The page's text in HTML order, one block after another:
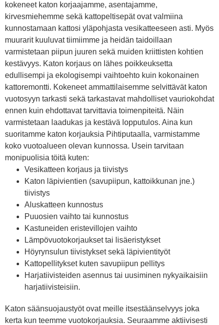
kokeneet katon korjaajamme, asentajamme,
kirvesmiehemme sekä kattopeltisepät ovat valmiina
kunnostamaan kattosi yläpohjasta vesikatteeseen asti. Myös
muurarit kuuluvat tiimiimme ja heidän taidoillaan
varmistetaan piipun juuren sekä muiden kriittisten kohtien
kestävyys. Katon korjaus on lähes poikkeuksetta
edullisempi ja ekologisempi vaihtoehto kuin kokonainen
kattoremontti. Kokeneet ammattilaisemme selvittävät katon
vuotosyyn tarkasti sekä tarkastavat mahdolliset vauriokohdat
ennen kuin ehdottavat tarvittavia toimenpiteitä. Näin
varmistetaan laadukas ja kestävä lopputulos. Aina kun
suoritamme katon korjauksia Pihtiputaalla, varmistamme
koko vuotoalueen olevan kunnossa. Usein tarvitaan
monipuolisia töitä kuten:
Vesikatteen korjaus ja tiivistys
Katon läpivientien (savupiipun, kattoikkunan jne.)
tiivistys
Aluskatteen kunnostus
Puuosien vaihto tai kunnostus
Kastuneiden eristevillojen vaihto
Lämpövuotokorjaukset tai lisäeristykset
Höyrynsulun tiivistykset sekä läpivientityöt
Kattopellitykset kuten savupiipun pellitys
Harjatiivisteiden asennus tai uusiminen nykyaikaisiin
harjatiivisteisiin.
Katon säänsuojaustyöt ovat meille itsestäänselvyys joka
kerta kun teemme vuotokorjauksia. Seuraamme aktiivisesti